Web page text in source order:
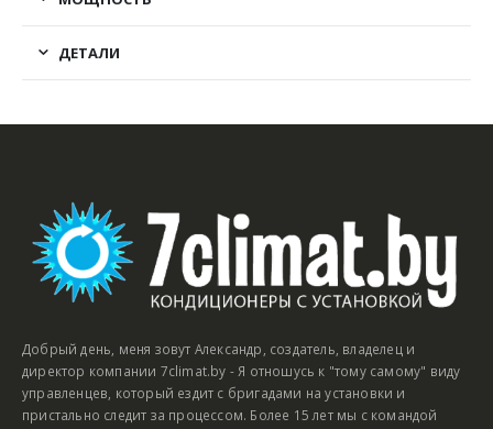
ДЕТАЛИ
Добрый день, меня зовут Александр, создатель, владелец и
директор компании 7climat.by - Я отношусь к "тому самому" виду
управленцев, который ездит с бригадами на установки и
пристально следит за процессом. Более 15 лет мы с командой